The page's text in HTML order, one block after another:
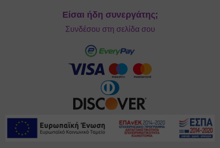
Είσαι ήδη συνεργάτης;
Συνδέσου στη σελίδα σου